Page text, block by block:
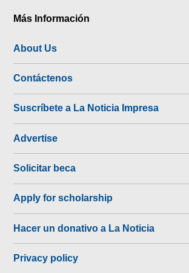
Más Información
About Us
Contáctenos
Suscríbete a La Noticia Impresa
Advertise
Solicitar beca
Apply for scholarship
Hacer un donativo a La Noticia
Privacy policy